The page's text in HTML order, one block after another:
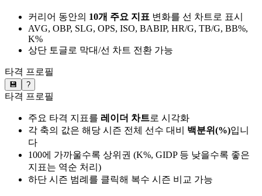
커리어 동안의 10개 주요 지표 변화를 선 차트로 표시
AVG, OBP, SLG, OPS, ISO, BABIP, HR/G, TB/G, BB%,
K%
상단 토글로 막대/선 차트 전환 가능
타격 프로필
💾 ?
타격 프로필
주요 타격 지표를 레이더 차트로 시각화
각 축의 값은 해당 시즌 전체 선수 대비 백분위(%)입니
다
100에 가까울수록 상위권 (K%, GIDP 등 낮을수록 좋은
지표는 역순 처리)
하단 시즌 범례를 클릭해 복수 시즌 비교 가능